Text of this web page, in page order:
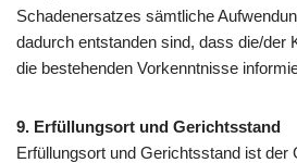
Schadenersatzes sämtliche
dadurch entstanden sind, dass die/der
die bestehenden Vorkenntnisse
9. Erfüllungsort und Gerichtsstand
Erfüllungsort und Gerichtsstand ist der